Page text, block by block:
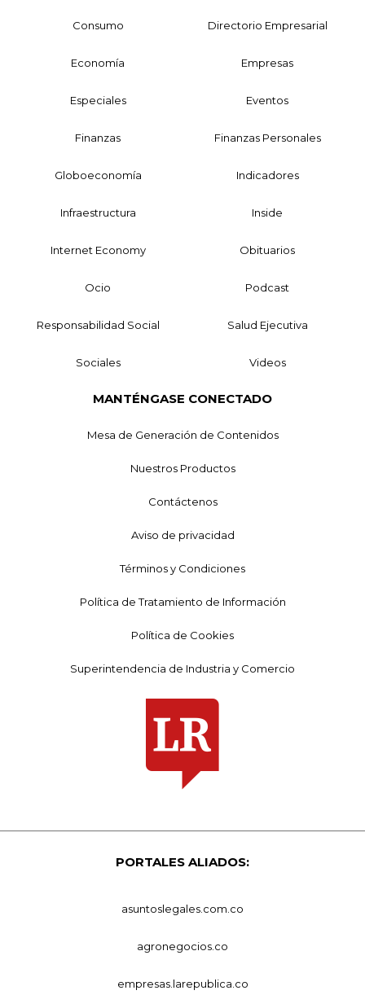
Consumo Directorio Empresarial
Economía Empresas
Especiales Eventos
Finanzas Finanzas Personales
Globoeconomía Indicadores
Infraestructura Inside
Internet Economy Obituarios
Ocio Podcast
Responsabilidad Social Salud Ejecutiva
Sociales Videos
MANTÉNGASE CONECTADO
Mesa de Generación de Contenidos
Nuestros Productos
Contáctenos
Aviso de privacidad
Términos y Condiciones
Política de Tratamiento de Información
Política de Cookies
Superintendencia de Industria y Comercio
PORTALES ALIADOS:
asuntoslegales.com.co
agronegocios.co
empresas.larepublica.co